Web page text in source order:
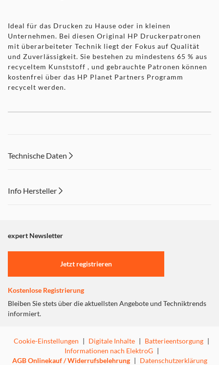
Ideal für das Drucken zu Hause oder in kleinen
Unternehmen. Bei diesen Original HP Druckerpatronen
mit überarbeiteter Technik liegt der Fokus auf Qualität
und Zuverlässigkeit. Sie bestehen zu mindestens 65 % aus
recyceltem Kunststoff , und gebrauchte Patronen können
kostenfrei über das HP Planet Partners Programm
recycelt werden.
Technische Daten
Info Hersteller
"Marketing".
Einstellungen anpassen
expert Newsletter
Jetzt registrieren
Kostenlose Registrierung
Bleiben Sie stets über die aktuellsten Angebote und Techniktrends
informiert.
Cookie-Einstellungen | Digitale Inhalte | Batterieentsorgung |
Informationen nach ElektroG |
AGB Onlinekauf / Widerrufsbelehrung | Datenschutzerklärung